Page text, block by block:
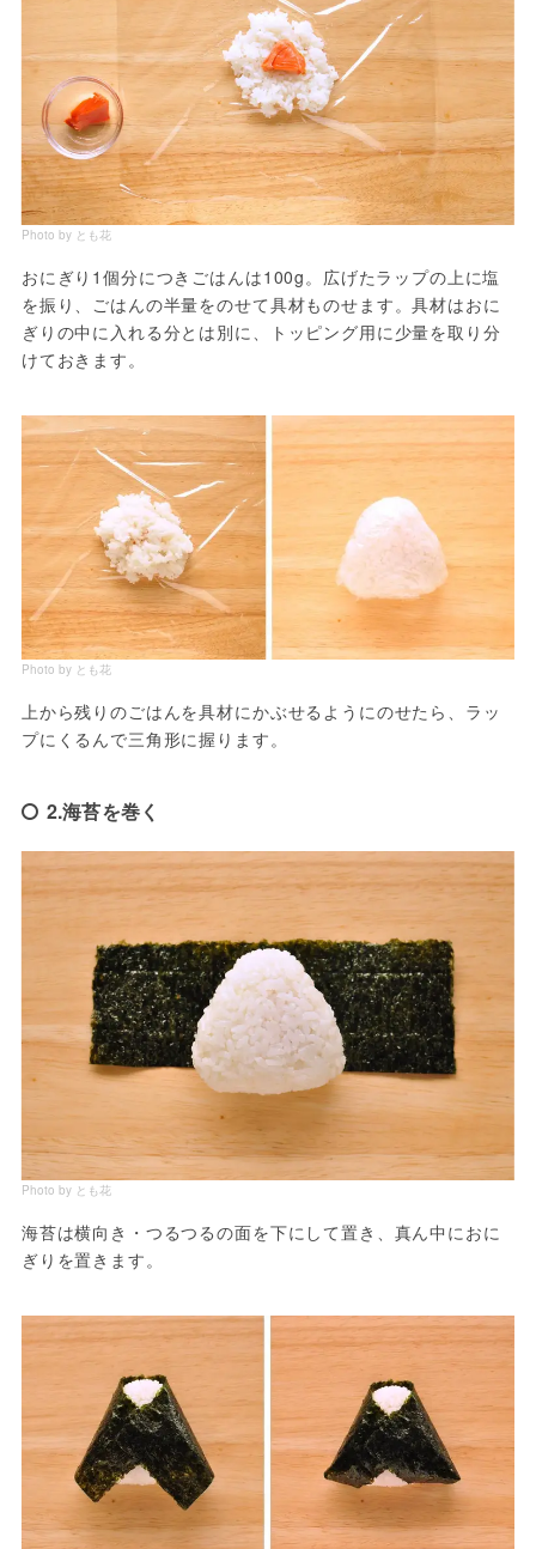
Photo by とも花
おにぎり1個分につきごはんは100g。広げたラップの上に塩
を振り、ごはんの半量をのせて具材ものせます。具材はおに
ぎりの中に入れる分とは別に、トッピング用に少量を取り分
けておきます。
Photo by とも花
上から残りのごはんを具材にかぶせるようにのせたら、ラッ
プにくるんで三角形に握ります。
2.海苔を巻く
Photo by とも花
海苔は横向き・つるつるの面を下にして置き、真ん中におに
ぎりを置きます。